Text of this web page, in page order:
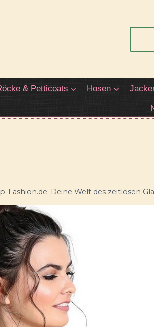
& Petticoats Hosen
Fashion.de: Deine Welt des zeitlosen